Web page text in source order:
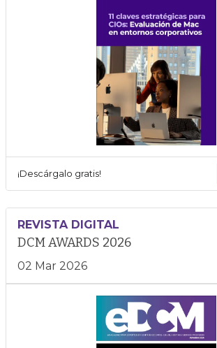
¡Descárgalo gratis!
REVISTA DIGITAL
DCM AWARDS 2026
02 Mar 2026